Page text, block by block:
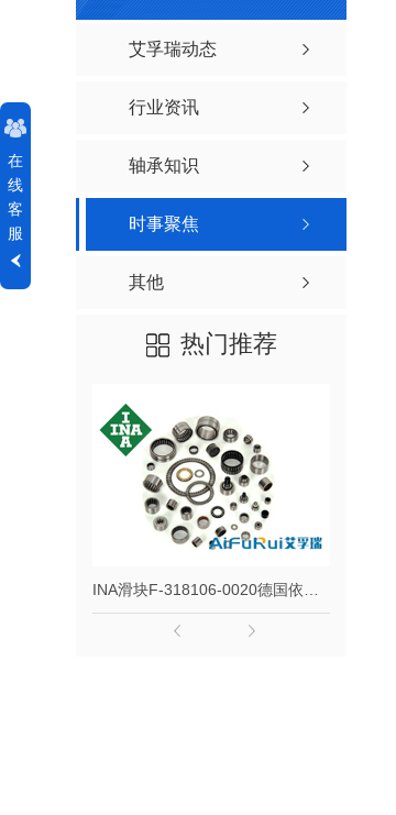
艾孚瑞动态
行业资讯
轴承知识
时事聚焦
其他
热门推荐
在
线
客
服